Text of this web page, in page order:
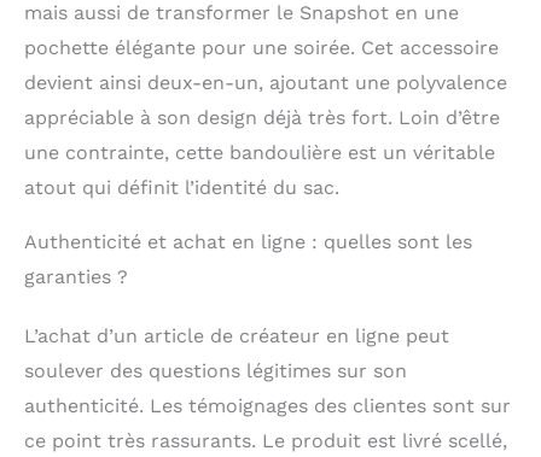
mais aussi de transformer le Snapshot en une
pochette élégante pour une soirée. Cet accessoire
devient ainsi deux-en-un, ajoutant une polyvalence
appréciable à son design déjà très fort. Loin d’être
une contrainte, cette bandoulière est un véritable
atout qui définit l’identité du sac.
Authenticité et achat en ligne : quelles sont les
garanties ?
L’achat d’un article de créateur en ligne peut
soulever des questions légitimes sur son
authenticité. Les témoignages des clientes sont sur
ce point très rassurants. Le produit est livré scellé,